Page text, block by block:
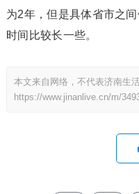
为2年，但是具体省市之
时间比较长一些。
本文来自网络，不代表济南生
https://www.jinanlive.cn/m/